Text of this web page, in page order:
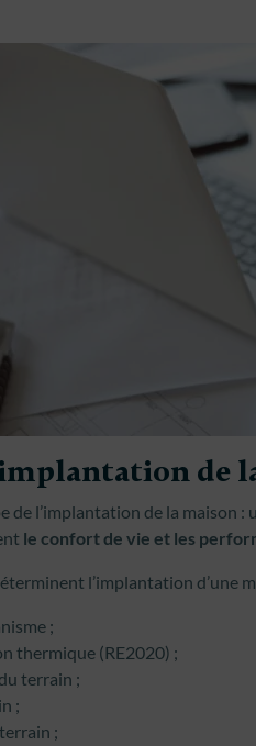
de
de l’implantation de la maison
le confort de vie et les
l’implantation d’une
;
thermique (RE2020) ;
terrain ;
;
;